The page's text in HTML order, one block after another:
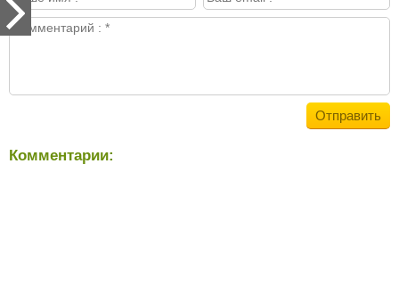
Комментарии: